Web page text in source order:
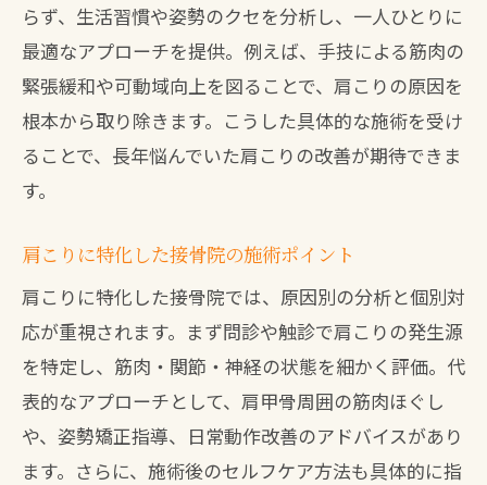
らず、生活習慣や姿勢のクセを分析し、一人ひとりに
最適なアプローチを提供。例えば、手技による筋肉の
緊張緩和や可動域向上を図ることで、肩こりの原因を
根本から取り除きます。こうした具体的な施術を受け
ることで、長年悩んでいた肩こりの改善が期待できま
す。
肩こりに特化した接骨院の施術ポイント
肩こりに特化した接骨院では、原因別の分析と個別対
応が重視されます。まず問診や触診で肩こりの発生源
を特定し、筋肉・関節・神経の状態を細かく評価。代
表的なアプローチとして、肩甲骨周囲の筋肉ほぐし
や、姿勢矯正指導、日常動作改善のアドバイスがあり
ます。さらに、施術後のセルフケア方法も具体的に指